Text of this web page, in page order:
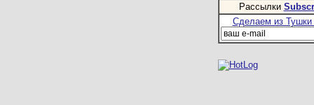
Рассылки
Сделаем из Тушки